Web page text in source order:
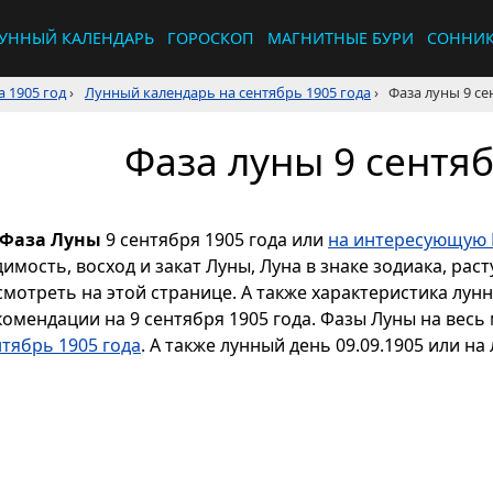
КАЛЕНДАРЬ ГОРОСКОП МАГНИТНЫЕ БУРИ
1905 год› Лунный календарь на сентябрь 1905 года› Фаза луны 9
Фаза луны 9
Фаза Луны 9 сентября 1905 года или на интересующую
восход и закат Луны, Луна в знаке зодиака,
на этой странице. А также характеристика
на 9 сентября 1905 года. Фазы Луны на
1905 года. А также лунный день 09.09.1905 или